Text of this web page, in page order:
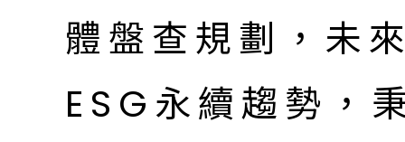
體盤查規劃，未
ESG永續趨勢，